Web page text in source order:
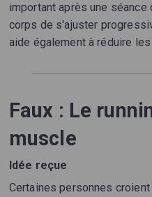
important après une séance
corps de s'ajuster
aide également à réduire
Faux : Le
muscle
Idée reçue
Certaines personnes